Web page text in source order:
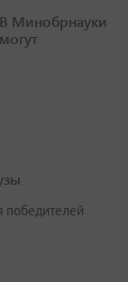
В Минобрнауки
могут
победителей